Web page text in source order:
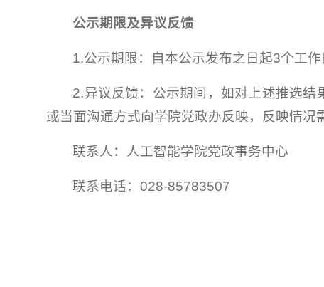
公示期限及异议反馈
1.公示期限：自本公示发布之日起3个工作
2.异议反馈：公示期间，如对上述推选结
或当面沟通方式向学院党政办反映，反映情况
联系人：人工智能学院党政事务中心
联系电话：028-85783507